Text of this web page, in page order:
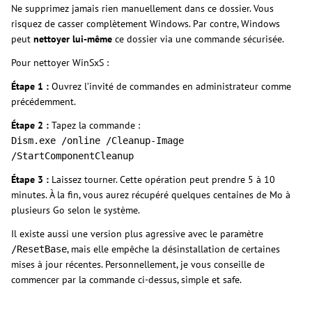
Ne supprimez jamais rien manuellement dans ce dossier. Vous
risquez de casser complètement Windows. Par contre, Windows
peut nettoyer lui-même ce dossier via une commande sécurisée.
Pour nettoyer WinSxS :
Étape 1 : Ouvrez l’invité de commandes en administrateur comme
précédemment.
Étape 2 : Tapez la commande :
Dism.exe /online /Cleanup-Image
/StartComponentCleanup
Étape 3 : Laissez tourner. Cette opération peut prendre 5 à 10
minutes. À la fin, vous aurez récupéré quelques centaines de Mo à
plusieurs Go selon le système.
Il existe aussi une version plus agressive avec le paramètre
/ResetBase, mais elle empêche la désinstallation de certaines
mises à jour récentes. Personnellement, je vous conseille de
commencer par la commande ci-dessus, simple et safe.